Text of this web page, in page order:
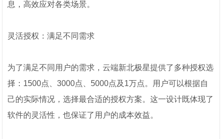
息，高效应对各类场景。
灵活授权：满足不同需求
为了满足不同用户的需求，云端新北极星提供了多种授权选
择：1500点、3000点、5000点及1万点。用户可以根据自
己的实际情况，选择最合适的授权方案。这一设计既体现了
软件的灵活性，也保证了用户的成本效益。